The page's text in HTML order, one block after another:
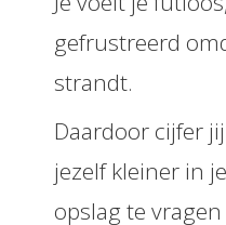
gefrustreerd
strandt.
Daardoor cijfer
jezelf kleiner in
opslag te